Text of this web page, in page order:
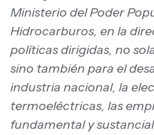
Ministerio del Poder
Hidrocarburos, en la
políticas dirigidas, no
sino también para el
industria nacional, la
termoeléctricas, las
fundamental y